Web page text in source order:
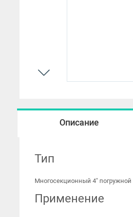
Описание
Тип
Многосекционный 4"
Применение